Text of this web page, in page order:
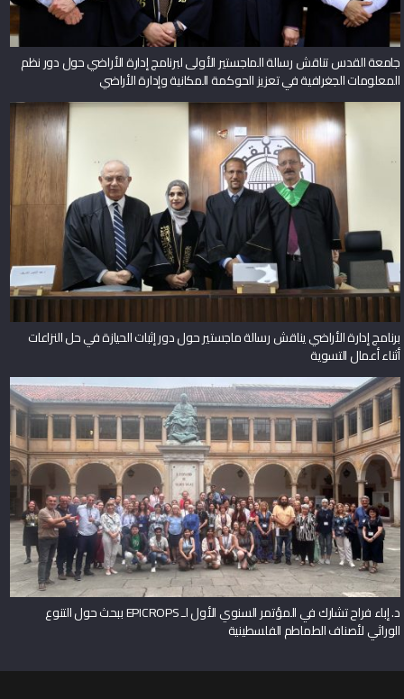
جامعة القدس تناقش رسالة الماجستير الأولى لبرنامج إدارة الأراضي حول دور نظم
المعلومات الجغرافية في تعزيز الحوكمة المكانية وإدارة الأراضي
برنامج إدارة الأراضي يناقش رسالة ماجستير حول دور إثبات الحيازة في حل النزاعات
أثناء أعمال التسوية
د. إباء فراح تشارك في المؤتمر السنوي الأول لـ EPICROPS ببحث حول التنوع
الوراثي لأصناف الطماطم الفلسطينية